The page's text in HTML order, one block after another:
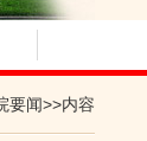
要闻>>内容